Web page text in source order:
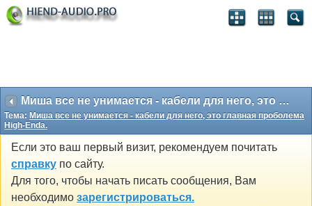
Миша все не унимается - кабели для него, это главная проболема High-Enda.
Тема: Миша все не унимается - кабели для него, это главная проболема
High-Enda.
Если это ваш первый визит, рекомендуем почитать
справку по сайту.
Для того, чтобы начать писать сообщения, Вам
необходимо зарегистрироваться.